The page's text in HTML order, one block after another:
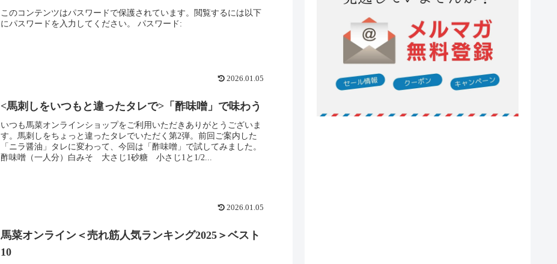
このコンテンツはパスワードで保護されています。閲覧するには以下
にパスワードを入力してください。 パスワード:
2026.01.05
<馬刺しをいつもと違ったタレで>「酢味噌」で味わう
いつも馬菜オンラインショップをご利用いただきありがとうございま
す。馬刺しをちょっと違ったタレでいただく第2弾。前回ご案内した
「ニラ醤油」タレに変わって、今回は「酢味噌」で試してみました。
酢味噌（一人分）白みそ 大さじ1砂糖 小さじ1と1/2...
2026.01.05
馬菜オンライン＜売れ筋人気ランキング2025＞ベスト
10